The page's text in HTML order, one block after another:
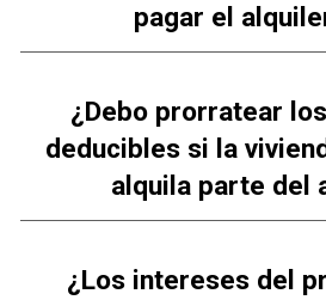
pagar el
¿Debo prorratear
deducibles si la
alquila parte del
¿Los intereses del